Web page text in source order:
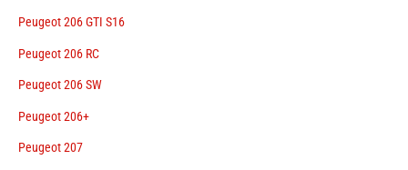
Peugeot 206 GTI S16
Peugeot 206 RC
Peugeot 206 SW
Peugeot 206+
Peugeot 207